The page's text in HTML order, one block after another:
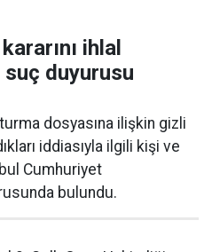
ihlal
duyurusu
dosyasına ilişkin gizli
iddiasıyla ilgili kişi ve
Cumhuriyet
bulundu.